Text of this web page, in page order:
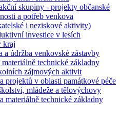
skupiny - projekty občanské
a potřeb venkova
i neziskové aktivity)
investice v lesích
kraj
a údržba venkovské zástavby
technické základny
zájmových aktivit
projektů v oblasti památkové péče
mládeže a tělovýchovy
materiálně technické základny